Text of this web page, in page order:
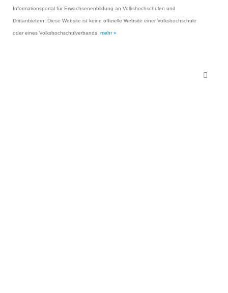
Informationsportal für Erwachsenenbildung an Volkshochschulen und
Drittanbietern. Diese Website ist keine offizielle Website einer Volkshochschule
oder eines Volkshochschulverbands. mehr »